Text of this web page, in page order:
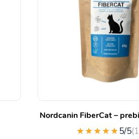
Nordcanin FiberCat –
★★★★★5/5